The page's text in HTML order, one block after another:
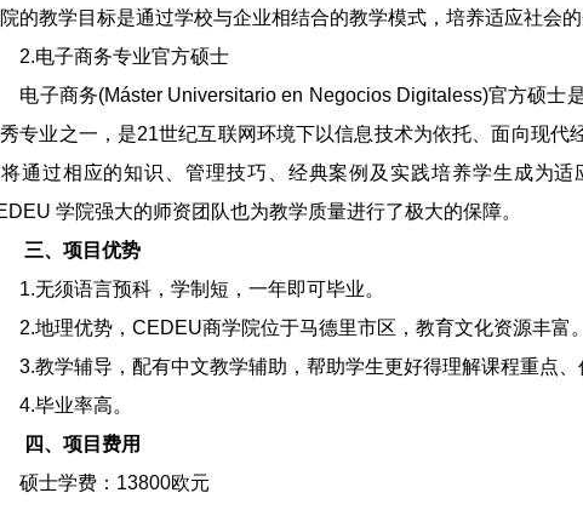
的教学目标是通过学校与企业相结合的教学模式，培养适应社会的
电子商务专业官方硕士
子商务(Máster Universitario en Negocios Digitaless)官方硕士
专业之一，是21世纪互联网环境下以信息技术为依托、面向现代
通过相应的知识、管理技巧、经典案例及实践培养学生成为适
学院强大的师资团队也为教学质量进行了极大的保障。
三、项目优势
无须语言预科，学制短，一年即可毕业。
地理优势，CEDEU商学院位于马德里市区，教育文化资源丰富。
教学辅导，配有中文教学辅助，帮助学生更好得理解课程重点、
毕业率高。
四、项目费用
士学费：13800欧元